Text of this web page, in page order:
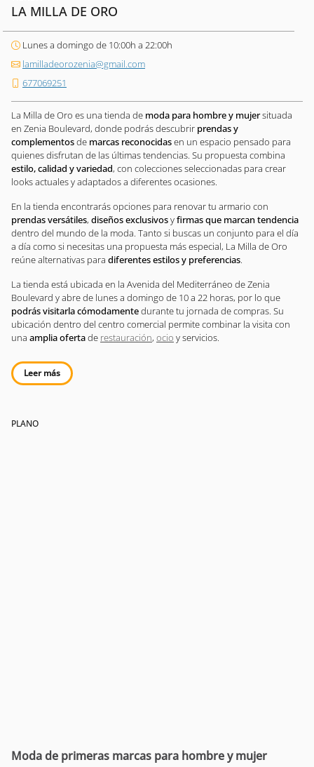
LA MILLA DE ORO
Lunes a domingo de 10:00h a 22:00h
lamilladeorozenia@gmail.com
677069251
La Milla de Oro es una tienda de moda para hombre y mujersituada
en Zenia Boulevard, donde podrás descubrir prendas y
complementosde marcas reconocidasen un espacio pensado para
quienes disfrutan de las últimas tendencias. Su propuesta combina
estilo, calidad y variedad, con colecciones seleccionadas para crear
looks actuales y adaptados a diferentes ocasiones.
En la tienda encontrarás opciones para renovar tu armario con
prendas versátiles, diseños exclusivosyfirmas que marcan tendencia
dentro del mundo de la moda. Tanto si buscas un conjunto para el día
a día como si necesitas una propuesta más especial, La Milla de Oro
reúne alternativas para diferentes estilos y preferencias.
La tienda está ubicada en la Avenida del Mediterráneo de Zenia
Boulevard y abre de lunes a domingo de 10 a 22 horas, por lo que
podrás visitarla cómodamentedurante tu jornada de compras. Su
ubicación dentro del centro comercial permite combinar la visita con
una amplia ofertade restauración, ocio y servicios.
Leer más
PLANO
Moda de primeras marcas para hombre y mujer